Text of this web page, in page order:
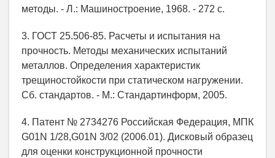
методы. - Л.: Машиностроение, 1968. - 272 с.
3. ГОСТ 25.506-85. Расчеты и испытания на
прочность. Методы механических испытаний
металлов. Определения характеристик
трещиностойкости при статическом нагружении.
Сб. стандартов. - М.: Стандартинформ, 2005.
4. Патент № 2734276 Российская Федерация, МПК
G01N 1/28,G01N 3/02 (2006.01). Дисковый образец
для оценки конструкционной прочности